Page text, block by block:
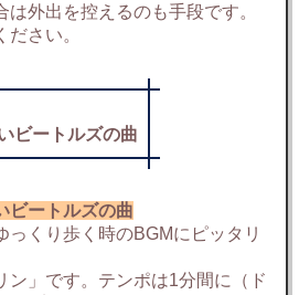
外出を控えるのも手段です。
さい。
ビートルズの曲
ビートルズの曲
っくり歩く時のBGMにピッタリ
ン」です。テンポは1分間に（ド